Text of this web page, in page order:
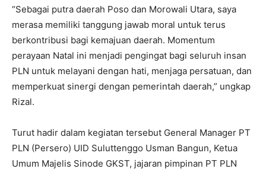
“Sebagai putra daerah Poso dan Morowali Utara, saya
merasa memiliki tanggung jawab moral untuk terus
berkontribusi bagi kemajuan daerah. Momentum
perayaan Natal ini menjadi pengingat bagi seluruh insan
PLN untuk melayani dengan hati, menjaga persatuan, dan
memperkuat sinergi dengan pemerintah daerah,” ungkap
Rizal.
Turut hadir dalam kegiatan tersebut General Manager PT
PLN (Persero) UID Suluttenggo Usman Bangun, Ketua
Umum Majelis Sinode GKST, jajaran pimpinan PT PLN